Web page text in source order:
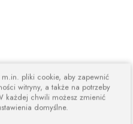
pliki cookie, aby zapewnić
witryny, a także na potrzeby
każdej chwili możesz zmienić
domyślne.